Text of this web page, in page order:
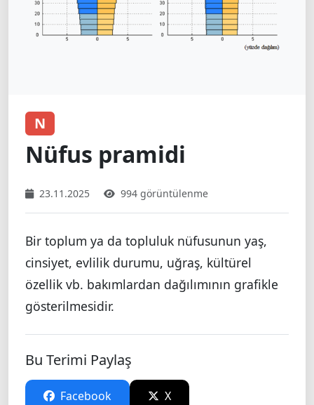
N
Nüfus pramidi
23.11.2025 994 görüntülenme
Bir toplum ya da topluluk nüfusunun yaş,
cinsiyet, evlilik durumu, uğraş, kültürel
özellik vb. bakımlardan dağılımının grafikle
gösterilmesidir.
Bu Terimi Paylaş
Facebook X